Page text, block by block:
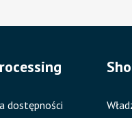
dostępności